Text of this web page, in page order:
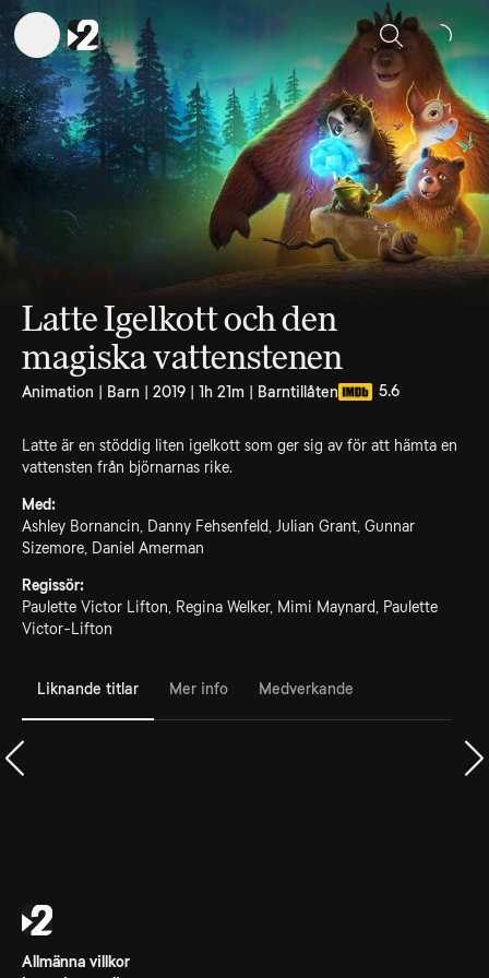
Sök
Latte Igelkott och den
magiska vattenstenen
Animation | Barn | 2019 | 1h 21m | Barntillåten 5.6
Latte är en stöddig liten igelkott som ger sig av för att hämta en
vattensten från björnarnas rike.
Med:
Ashley Bornancin, Danny Fehsenfeld, Julian Grant, Gunnar
Sizemore, Daniel Amerman
Regissör:
Paulette Victor Lifton, Regina Welker, Mimi Maynard, Paulette
Victor-Lifton
Liknande titlar Mer info Medverkande
Allmänna villkor